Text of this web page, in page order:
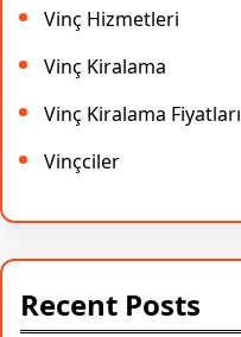
Vinç Hizmetleri
Vinç Kiralama
Vinç Kiralama Fiyatları
Vinçciler
Recent Posts